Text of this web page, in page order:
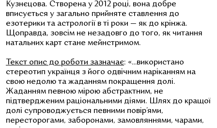
Кузнєцова. Створена у 2012 році, вона добре
вписується у загально прийняте ставлення до
езотерики та астрології в ті роки — як до крінжа.
Щоправда, зовсім не незадовго до того, як читання
натальних карт стане мейнстримом.
Текст опис до роботи зазначає: «…використано
стереотип українця з його одвічним наріканням на
свою недолю та жаданням покращення долі.
Жаданням певною мірою абстрактним, не
підтвердженим раціональними діями. Шлях до кращої
долі супроводжується певними повір’ями,
пересторогами, заборонами, замовляннями, чарами,